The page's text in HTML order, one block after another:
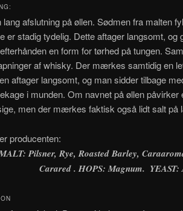
lang afslutning på øllen. Sødmen fra malten
er stadig tydelig. Dette aftager langsomt, og
en form for tørhed på tungen.
af whisky. Der mærkes samtidig en
aftager langsomt, og man sidder tilbage
i munden. Om navnet på øllen
men der mærkes faktisk også lidt salt på
producenten:
Pilsner, Rye, Roasted Barley,
Carared .​ HOPS: Magnum.